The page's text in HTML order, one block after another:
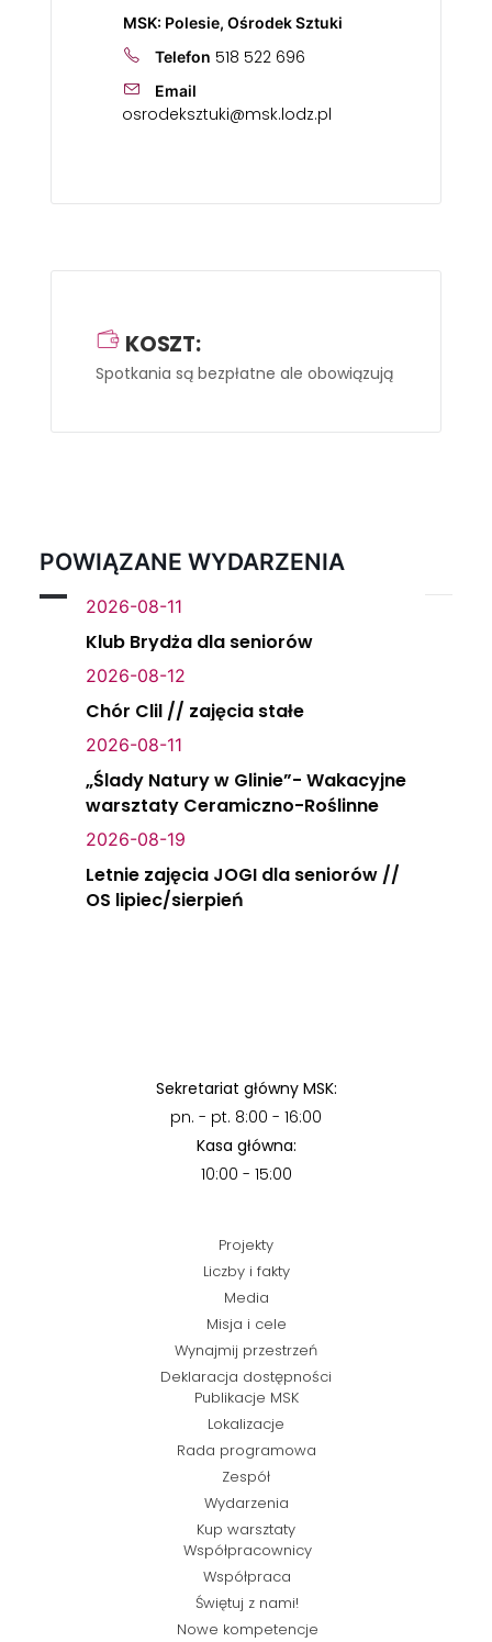
MSK: Polesie, Ośrodek Sztuki
Telefon 518 522 696
Email
osrodeksztuki@msk.lodz.pl
KOSZT:
Spotkania są bezpłatne ale obowiązują zapisy
POWIĄZANE WYDARZENIA
2026-08-11
Klub Brydża dla seniorów
2026-08-12
Chór Clil // zajęcia stałe
2026-08-11
„Ślady Natury w Glinie”- Wakacyjne
warsztaty Ceramiczno-Roślinne
2026-08-19
Letnie zajęcia JOGI dla seniorów //
OS lipiec/sierpień
Sekretariat główny MSK:
pn. - pt. 8:00 - 16:00
Kasa główna:
10:00 - 15:00
Projekty
Liczby i fakty
Media
Misja i cele
Wynajmij przestrzeń
Deklaracja dostępności
Publikacje MSK
Lokalizacje
Rada programowa
Zespół
Wydarzenia
Kup warsztaty
Współpracownicy
Współpraca
Świętuj z nami!
Nowe kompetencje